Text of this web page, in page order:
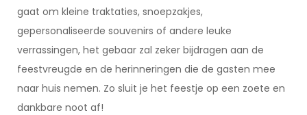
gaat om kleine traktaties, snoepzakjes,
gepersonaliseerde souvenirs of andere leuke
verrassingen, het gebaar zal zeker bijdragen aan de
feestvreugde en de herinneringen die de gasten mee
naar huis nemen. Zo sluit je het feestje op een zoete en
dankbare noot af!